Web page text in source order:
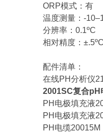
ORP模式：有
温度测量：-
分辨率：0.1ºC
相对精度：
配件清单：
在线PH分析仪
2001SC复合pH
PH电极填充液
PH电极填充液
PH电缆20015M